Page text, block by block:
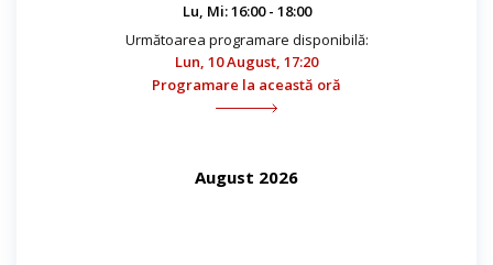
Lu, Mi: 16:00 - 18:00
Următoarea programare disponibilă:
Lun, 10 August, 17:20
Programare la această oră
August 2026